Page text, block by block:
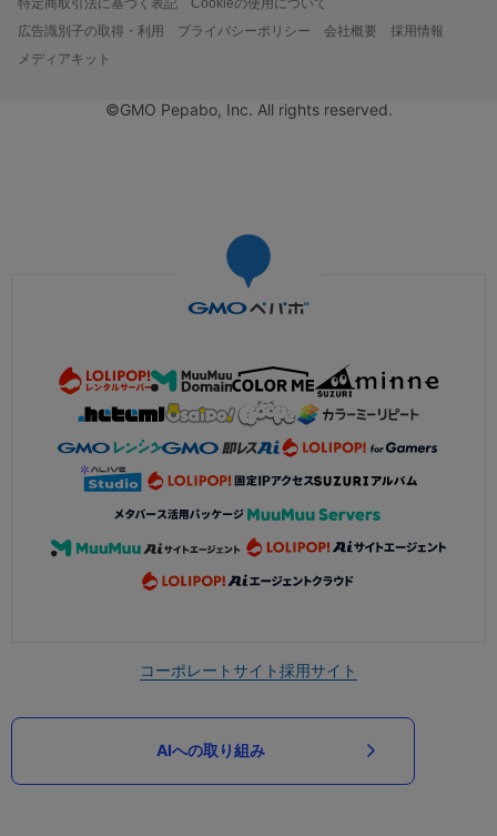
特定商取引法に基づく表記
Cookieの使用について
広告識別子の取得・利用
プライバシーポリシー 会社概要
採用情報
メディアキット
©GMO Pepabo, Inc. All rights reserved.
コーポレートサイト採用サイト
AIへの取り組み